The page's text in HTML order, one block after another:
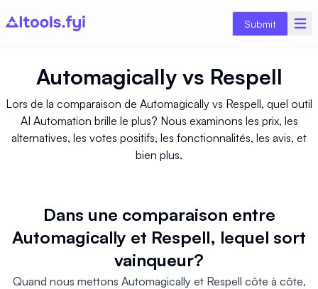
Submit
Automagically vs Respell
Lors de la comparaison de Automagically vs Respell, quel outil
AI Automation brille le plus? Nous examinons les prix, les
alternatives, les votes positifs, les fonctionnalités, les avis, et
bien plus.
Dans une comparaison entre
Automagically et Respell, lequel sort
vainqueur?
Quand nous mettons Automagically et Respell côte à côte,